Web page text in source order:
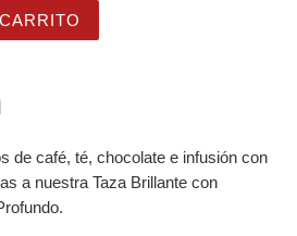
Dibujo de Niña del Océano
de café, té, chocolate e infusión con
a nuestra Taza Brillante con